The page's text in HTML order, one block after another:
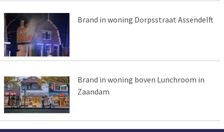
Brand in woning Dorpsstraat Assendelft
Brand in woning boven Lunchroom in
Zaandam